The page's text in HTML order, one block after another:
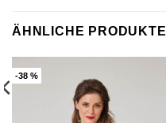
ÄHNLICHE PRODUKTE
-38 %